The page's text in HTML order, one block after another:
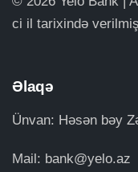
ci il tarixində
Əlaqə
Ünvan: Həsən bəy
Mail: bank@yelo.az